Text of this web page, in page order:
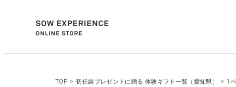
TOP > 初任給プレゼントに贈る 体験ギフト一覧（愛知県） > 1